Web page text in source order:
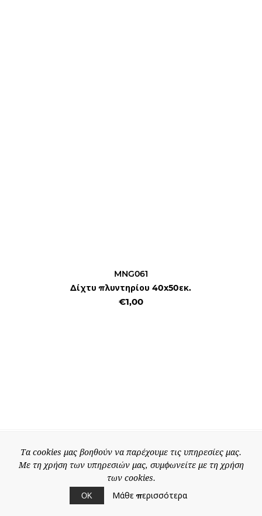
MNG061
Δίχτυ πλυντηρίου 40x50εκ.
€1,00
Τα cookies μας βοηθούν να παρέχουμε τις υπηρεσίες μας.
Με τη χρήση των υπηρεσιών μας, συμφωνείτε με τη χρήση
των cookies.
ΟΚ
Μάθε περισσότερα